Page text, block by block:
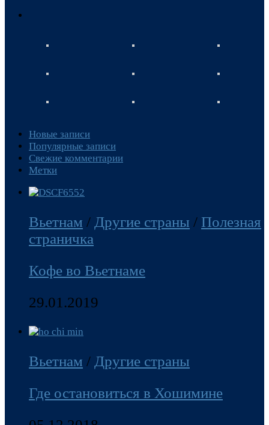
Новые записи
Популярные записи
Свежие комментарии
Метки
Вьетнам / Другие страны / Полезная
страничка
Кофе во Вьетнаме
29.01.2019
Вьетнам / Другие страны
Где остановиться в Хошимине